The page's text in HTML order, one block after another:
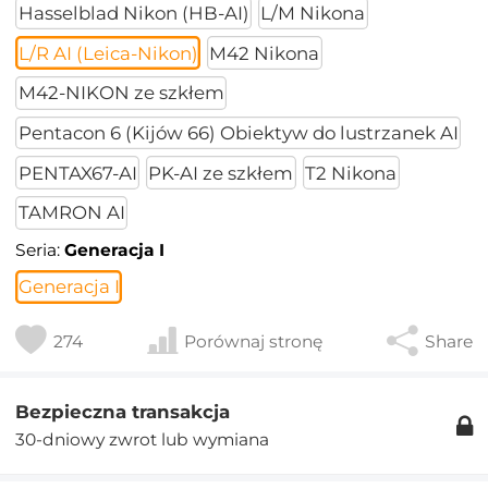
Hasselblad Nikon (HB-AI)
L/M Nikona
L/R AI (Leica-Nikon)
M42 Nikona
M42-NIKON ze szkłem
Pentacon 6 (Kijów 66) Obiektyw do lustrzanek AI
PENTAX67-AI
PK-AI ze szkłem
T2 Nikona
TAMRON AI
Seria:Generacja I
Generacja I
274 Porównaj stronę Share
Bezpieczna transakcja
30-dniowy zwrot lub wymiana